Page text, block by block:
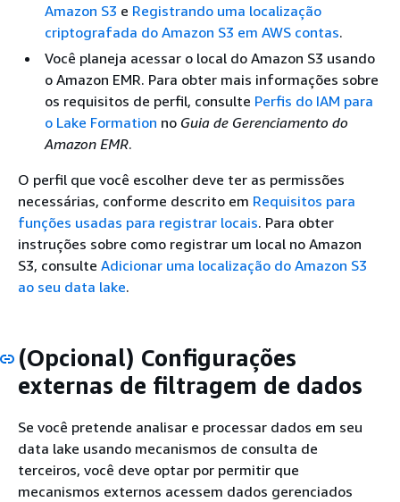
Amazon S3 e Registrando uma localização
criptografada do Amazon S3 em AWS contas.
Você planeja acessar o local do Amazon S3 usando
o Amazon EMR. Para obter mais informações sobre
os requisitos de perfil, consulte Perfis do IAM para
o Lake Formation no Guia de Gerenciamento do
Amazon EMR.
O perfil que você escolher deve ter as permissões
necessárias, conforme descrito em Requisitos para
funções usadas para registrar locais. Para obter
instruções sobre como registrar um local no Amazon
S3, consulte Adicionar uma localização do Amazon S3
ao seu data lake.
(Opcional) Configurações
externas de filtragem de dados
Se você pretende analisar e processar dados em seu
data lake usando mecanismos de consulta de
terceiros, você deve optar por permitir que
mecanismos externos acessem dados gerenciados